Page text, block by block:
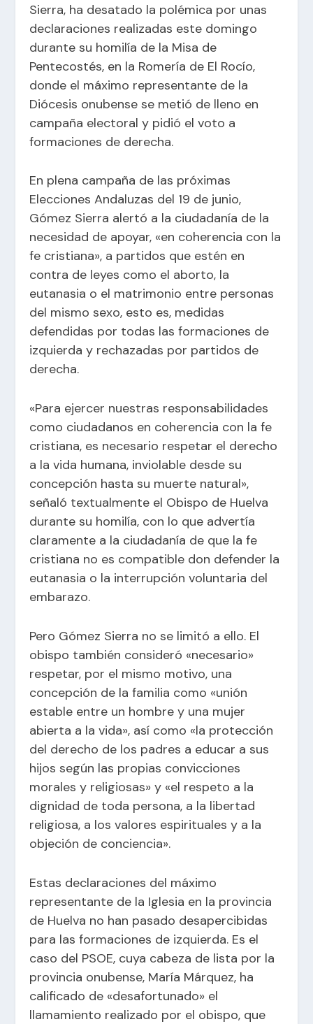
Sierra, ha desatado la polémica por unas
declaraciones realizadas este domingo
durante su homilía de la Misa de
Pentecostés, en la Romería de El Rocío,
donde el máximo representante de la
Diócesis onubense se metió de lleno en
campaña electoral y pidió el voto a
formaciones de derecha.
En plena campaña de las próximas
Elecciones Andaluzas del 19 de junio,
Gómez Sierra alertó a la ciudadanía de la
necesidad de apoyar, «en coherencia con la
fe cristiana», a partidos que estén en
contra de leyes como el aborto, la
eutanasia o el matrimonio entre personas
del mismo sexo, esto es, medidas
defendidas por todas las formaciones de
izquierda y rechazadas por partidos de
derecha.
«Para ejercer nuestras responsabilidades
como ciudadanos en coherencia con la fe
cristiana, es necesario respetar el derecho
a la vida humana, inviolable desde su
concepción hasta su muerte natural»,
señaló textualmente el Obispo de Huelva
durante su homilía, con lo que advertía
claramente a la ciudadanía de que la fe
cristiana no es compatible don defender la
eutanasia o la interrupción voluntaria del
embarazo.
Pero Gómez Sierra no se limitó a ello. El
obispo también consideró «necesario»
respetar, por el mismo motivo, una
concepción de la familia como «unión
estable entre un hombre y una mujer
abierta a la vida», así como «la protección
del derecho de los padres a educar a sus
hijos según las propias convicciones
morales y religiosas» y «el respeto a la
dignidad de toda persona, a la libertad
religiosa, a los valores espirituales y a la
objeción de conciencia».
Estas declaraciones del máximo
representante de la Iglesia en la provincia
de Huelva no han pasado desapercibidas
para las formaciones de izquierda. Es el
caso del PSOE, cuya cabeza de lista por la
provincia onubense, María Márquez, ha
calificado de «desafortunado» el
llamamiento realizado por el obispo, que